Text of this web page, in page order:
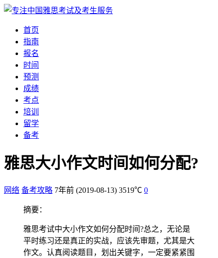
首页
指南
报名
时间
预测
成绩
考点
培训
留学
备考
雅思大小作文时间如何分配?
网络 备考攻略 7年前 (2019-08-13) 3519℃ 0
摘要：
雅思考试中大小作文如何分配时间?总之，无论是
平时练习还是真正的实战，应该先审题，尤其是大
作文。认真阅读题目，划出关键字，一定要紧紧围